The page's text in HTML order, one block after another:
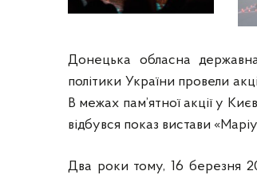
Донецька обласна державна
політики України провели
В межах пам’ятної акції у
відбувся показ вистави
Два роки тому, 16 березня